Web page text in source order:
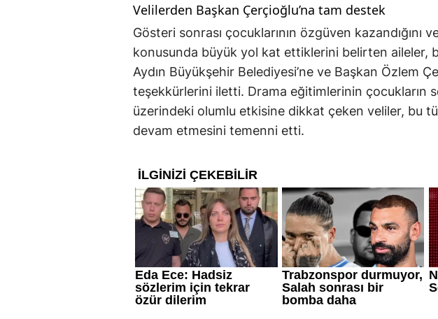
Velilerden Başkan Çerçioğlu’na tam destek
Gösteri sonrası çocuklarının özgüven kazandığını
konusunda büyük yol kat ettiklerini belirten aileler,
Aydın Büyükşehir Belediyesi’ne ve Başkan Özlem
teşekkürlerini iletti. Drama eğitimlerinin çocukların
üzerindeki olumlu etkisine dikkat çeken veliler, bu
devam etmesini temenni etti.